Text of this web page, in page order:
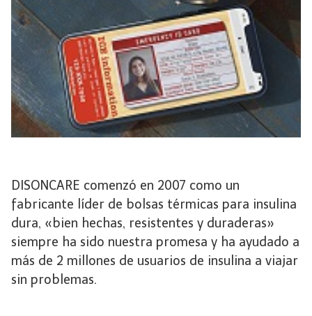
DISONCARE comenzó en 2007 como un
fabricante líder de bolsas térmicas para insulina
dura, «bien hechas, resistentes y duraderas»
siempre ha sido nuestra promesa y ha ayudado a
más de 2 millones de usuarios de insulina a viajar
sin problemas.